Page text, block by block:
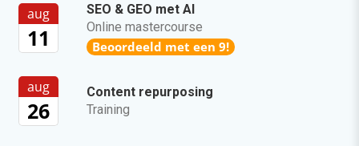
aug
11
SEO & GEO met AI
Online mastercourse
Beoordeeld met een 9!
aug
26
Content repurposing
Training